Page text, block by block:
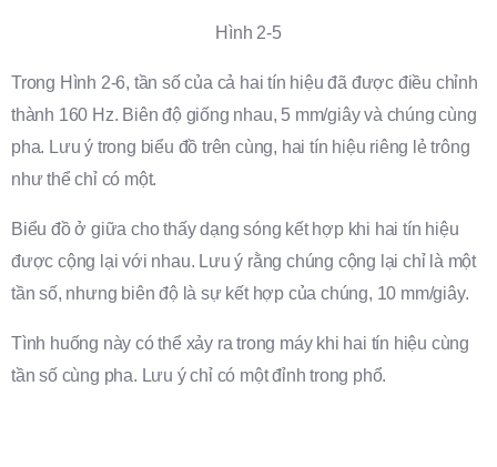
Hình 2-5
Trong Hình 2-6, tần số của cả hai tín hiệu đã được điều chỉnh
thành 160 Hz. Biên độ giống nhau, 5 mm/giây và chúng cùng
pha. Lưu ý trong biểu đồ trên cùng, hai tín hiệu riêng lẻ trông
như thể chỉ có một.
Biểu đồ ở giữa cho thấy dạng sóng kết hợp khi hai tín hiệu
được cộng lại với nhau. Lưu ý rằng chúng cộng lại chỉ là một
tần số, nhưng biên độ là sự kết hợp của chúng, 10 mm/giây.
Tình huống này có thể xảy ra trong máy khi hai tín hiệu cùng
tần số cùng pha. Lưu ý chỉ có một đỉnh trong phổ.